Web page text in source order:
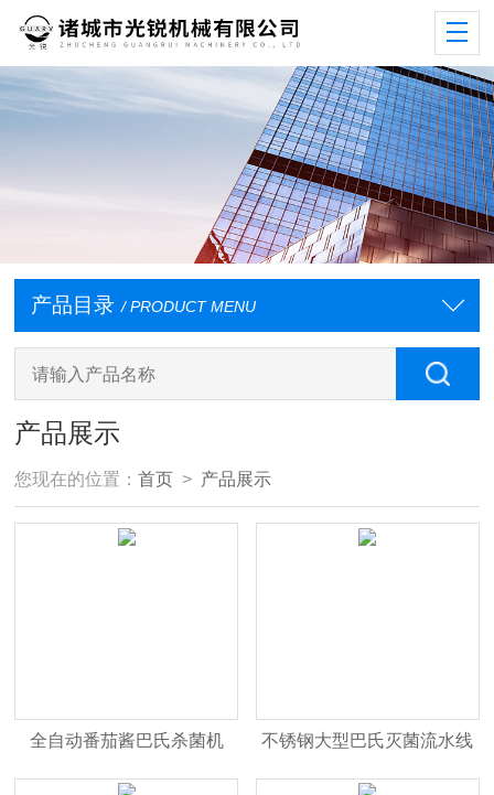
产品目录 / PRODUCT MENU
产品展示
您现在的位置：首页 > 产品展示
全自动番茄酱巴氏杀菌机 不锈钢大型巴氏灭菌流水线
灭菌机